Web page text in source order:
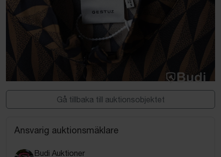
Gå tillbaka till auktionsobjektet
Ansvarig auktionsmäklare
Budi Auktioner